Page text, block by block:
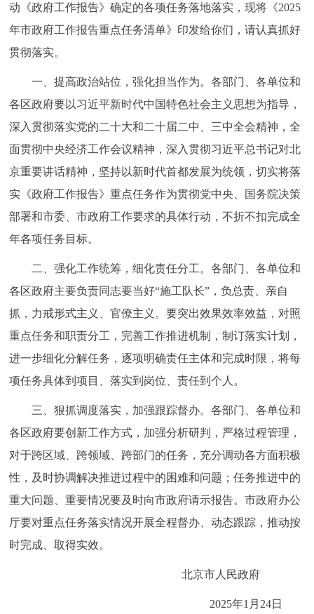
12345网上接诉即办 我要咨询 我要建议
走进北京
北京概况 十六区概览 人文北京
多语种
DEUTSCH FRANÇAIS РУССКИЙ ЯЗЫК
ESPAÑOL العربية PORTUGUÊS
ITALIANO
回到顶部
动《政府工作报告》确定的各项任务落地落实，现将《2025
年市政府工作报告重点任务清单》印发给你们，请认真抓好
贯彻落实。
一、提高政治站位，强化担当作为。各部门、各单位和
各区政府要以习近平新时代中国特色社会主义思想为指导，
深入贯彻落实党的二十大和二十届二中、三中全会精神，全
面贯彻中央经济工作会议精神，深入贯彻习近平总书记对北
京重要讲话精神，坚持以新时代首都发展为统领，切实将落
实《政府工作报告》重点任务作为贯彻党中央、国务院决策
部署和市委、市政府工作要求的具体行动，不折不扣完成全
年各项任务目标。
二、强化工作统筹，细化责任分工。各部门、各单位和
各区政府主要负责同志要当好“施工队长”，负总责、亲自
抓，力戒形式主义、官僚主义。要突出效果效率效益，对照
重点任务和职责分工，完善工作推进机制，制订落实计划，
进一步细化分解任务，逐项明确责任主体和完成时限，将每
项任务具体到项目、落实到岗位、责任到个人。
三、狠抓调度落实，加强跟踪督办。各部门、各单位和
各区政府要创新工作方式，加强分析研判，严格过程管理，
对于跨区域、跨领域、跨部门的任务，充分调动各方面积极
性，及时协调解决推进过程中的困难和问题；任务推进中的
重大问题、重要情况要及时向市政府请示报告。市政府办公
厅要对重点任务落实情况开展全程督办、动态跟踪，推动按
时完成、取得实效。
北京市人民政府
2025年1月24日